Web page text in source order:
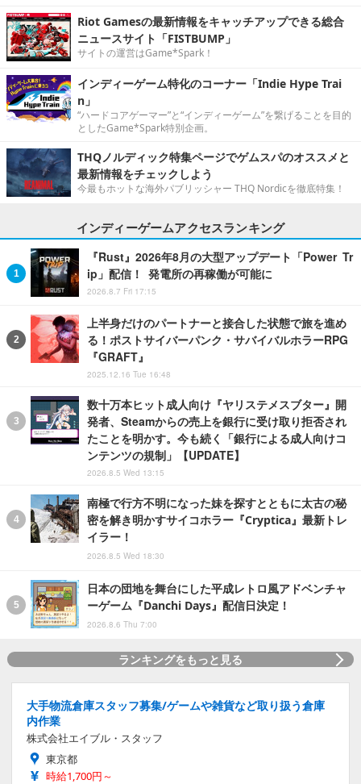
Riot Gamesの最新情報をキャッチアップできる総合
ニュースサイト「FISTBUMP」
サイトの運営はGame*Spark！
インディーゲーム特化のコーナー「Indie Hype Trai
n」
“ハードコアゲーマー”と“インディーゲーム”を繋げることを目的
としたGame*Spark特別企画。
THQノルディック特集ページでゲムスパのオススメと
最新情報をチェックしよう
今最もホットな海外パブリッシャー THQ Nordicを徹底特集！
インディーゲームアクセスランキング
『Rust』2026年8月の大型アップデート「Power Tr
ip」配信！ 発電所の再稼働が可能に
2026.8.7 Fri 17:15
上半身だけのパートナーと接合した状態で旅を進め
る！ポストサイバーパンク・サバイバルホラーRPG
『GRAFT』
2025.12.16 Tue 16:48
数十万本ヒット成人向け『ヤリステメスブター』開
発者、Steamからの売上を銀行に受け取り拒否され
たことを明かす。今も続く「銀行による成人向けコ
ンテンツの規制」【UPDATE】
2026.8.5 Wed 13:15
南極で行方不明になった妹を探すとともに太古の秘
密を解き明かすサイコホラー『Cryptica』最新トレ
イラー！
2026.8.5 Wed 18:30
日本の団地を舞台にした平成レトロ風アドベンチャ
ーゲーム『Danchi Days』配信日決定！
2026.8.6 Thu 7:00
ランキングをもっと見る
大手物流倉庫スタッフ募集/ゲームや雑貨など取り扱う倉庫
内作業
株式会社エイブル・スタッフ
東京都
時給1,700円～